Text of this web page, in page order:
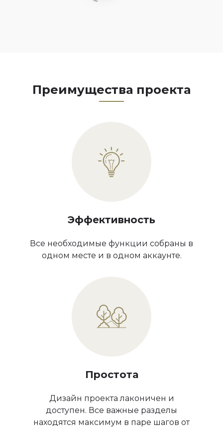
Преимущества проекта
Эффективность
Все необходимые функции собраны в
одном месте и в одном аккаунте.
Простота
Дизайн проекта лаконичен и
доступен. Все важные разделы
находятся максимум в паре шагов от